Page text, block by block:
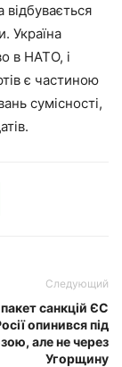
відбувається
Україна
в НАТО, і
є частиною
сумісності,
Следующий
санкцій ЄС
опинився під
але не через
Угорщину